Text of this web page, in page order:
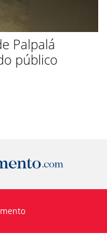
Palpalá
público